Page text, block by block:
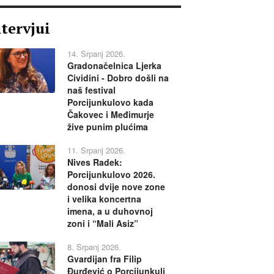
14. Srpanj 2026.
Gradonačelnica Ljerka
Cividini - Dobro došli na
naš festival
Porcijunkulovo kada
Čakovec i Međimurje
žive punim plućima
11. Srpanj 2026.
Nives Radek:
Porcijunkulovo 2026.
donosi dvije nove zone
i velika koncertna
imena, a u duhovnoj
zoni i “Mali Asiz”
8. Srpanj 2026.
Gvardijan fra Filip
Đurđević o Porcijunkuli